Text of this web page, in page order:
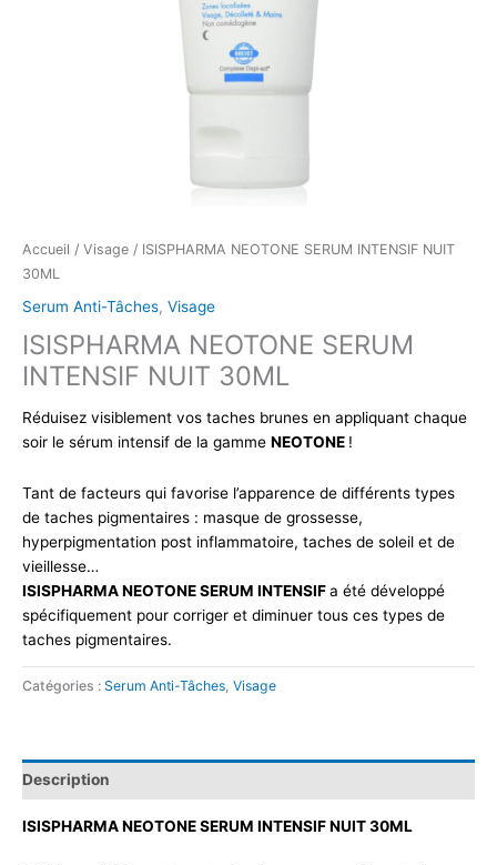
Accueil / Visage / ISISPHARMA NEOTONE SERUM INTENSIF NUIT
30ML
Serum Anti-Tâches, Visage
ISISPHARMA NEOTONE SERUM
INTENSIF NUIT 30ML
Réduisez visiblement vos taches brunes en appliquant chaque
soir le sérum intensif de la gamme NEOTONE !
Tant de facteurs qui favorise l’apparence de différents types
de taches pigmentaires : masque de grossesse,
hyperpigmentation post inflammatoire, taches de soleil et de
vieillesse…
ISISPHARMA NEOTONE SERUM INTENSIFa été développé
spécifiquement pour corriger et diminuer tous ces types de
taches pigmentaires.
Catégories : Serum Anti-Tâches, Visage
Description
ISISPHARMA NEOTONE SERUM INTENSIF NUIT 30ML